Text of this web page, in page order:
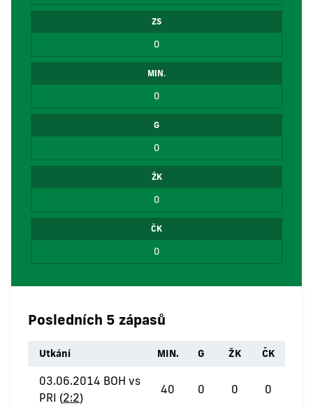
ZS
0
MIN.
0
G
0
ŽK
0
ČK
0
Posledních 5 zápasů
Utkání MIN. G ŽK ČK
03.06.2014 BOH vs
PRI (2:2)
40 0 0 0